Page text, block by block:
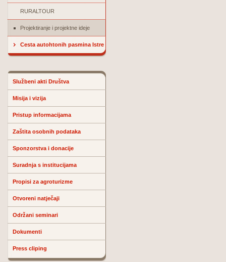
RURALTOUR
Projektiranje i projektne ideje
Cesta autohtonih pasmina Istre
Službeni akti Društva
Misija i vizija
Pristup informacijama
Zaštita osobnih podataka
Sponzorstva i donacije
Suradnja s institucijama
Propisi za agroturizme
Otvoreni natječaji
Održani seminari
Dokumenti
Press cliping